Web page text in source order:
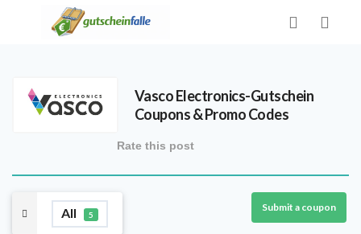
Vasco Electronics-Gutschein
Coupons & Promo Codes
Rate this post
All 5
Submit a coupon